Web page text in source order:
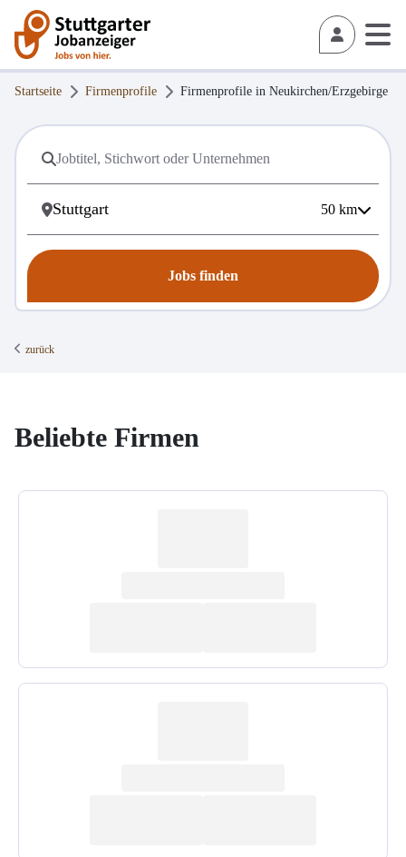
Startseite Firmenprofile Firmenprofile in Neukirchen/Erzgebirge
50 km
Jobs finden
zurück
Beliebte Firmen